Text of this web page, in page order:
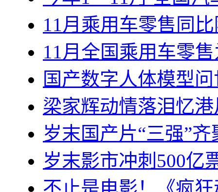
11月乘用车零售同
11月全国乘用车零
国产数字人体模型
梁家辉动情落泪忆
岁末国产片“三强”
岁末影市冲刺500亿
不止是电影！《疯